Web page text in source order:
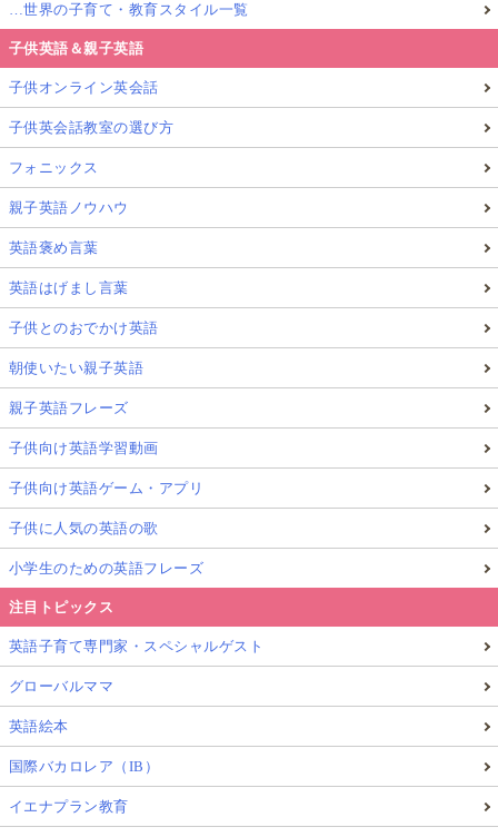
…世界の子育て・教育スタイル一覧
子供英語＆親子英語
子供オンライン英会話
子供英会話教室の選び方
フォニックス
親子英語ノウハウ
英語褒め言葉
英語はげまし言葉
子供とのおでかけ英語
朝使いたい親子英語
親子英語フレーズ
子供向け英語学習動画
子供向け英語ゲーム・アプリ
子供に人気の英語の歌
小学生のための英語フレーズ
注目トピックス
英語子育て専門家・スペシャルゲスト
グローバルママ
英語絵本
国際バカロレア（IB）
イエナプラン教育